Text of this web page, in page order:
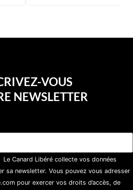
VOUS
NEWSLETTER
Canard Libéré collecte vos données
sa newsletter. Vous pouvez vous adresser
pour exercer vos droits d’accès, de